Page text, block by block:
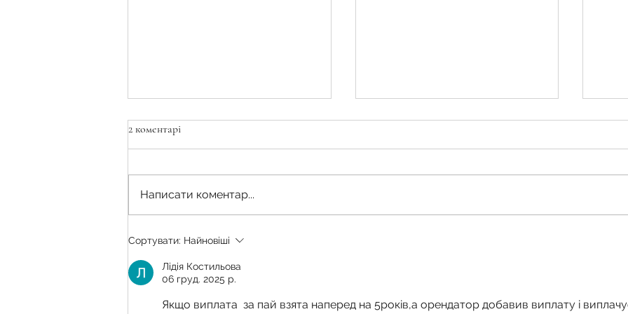
Чи гарантує наявність
ділянки право на землю?
2 коментарі
Написати коментар...
Сортувати: Найновіші
Лідія Костильова
06 груд. 2025 р.
Якщо виплата  за пай взята наперед на 5років,а орендатор добавив виплату і